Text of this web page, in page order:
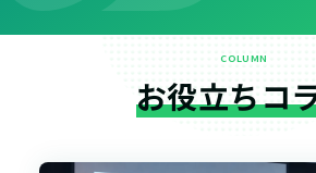
COLUMN
お役立ちコ